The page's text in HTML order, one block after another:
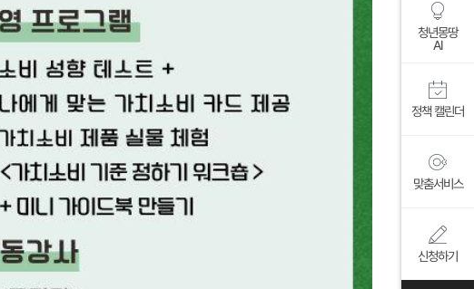
청년몽땅
AI
정책 캘린더
맞춤서비스
신청하기